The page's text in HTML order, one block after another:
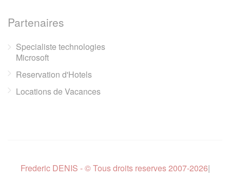
Partenaires
Specialiste technologies
Microsoft
Reservation d'Hotels
Locations de Vacances
Frederic DENIS - © Tous droits reserves 2007-2026|